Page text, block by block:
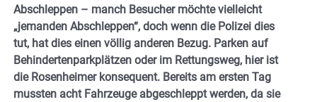
Abschleppen – manch Besucher möchte vielleicht
„jemanden Abschleppen“, doch wenn die Polizei dies
tut, hat dies einen völlig anderen Bezug. Parken auf
Behindertenparkplätzen oder im Rettungsweg, hier ist
die Rosenheimer konsequent. Bereits am ersten Tag
mussten acht Fahrzeuge abgeschleppt werden, da sie